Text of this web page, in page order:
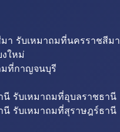
า รับเหมาถมที่นครราชสีมา
งใหม่
มที่กาญจนบุรี
นี รับเหมาถมที่อุบลราชธานี
นี รับเหมาถมที่สุราษฎร์ธานี